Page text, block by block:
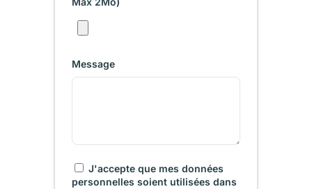
Message
J'accepte que mes données
personnelles soient utilisées dans